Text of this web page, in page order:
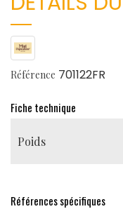
Référence 701122FR
Fiche technique
Poids
Références spécifiques